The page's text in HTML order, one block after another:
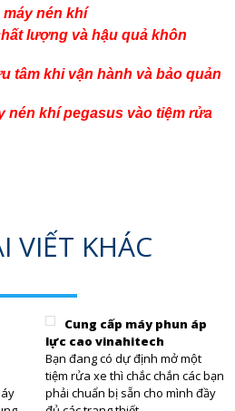
máy nén khí
lượng và hậu quả khôn
tâm khi vận hành và bảo quản
nén khí pegasus vào tiệm rửa
VIẾT KHÁC
Cung cấp máy phun áp
lực cao vinahitech
Bạn đang có dự định mở một
tiệm rửa xe thì chắc chắn các bạn
phải chuẩn bị sẵn cho mình đầy